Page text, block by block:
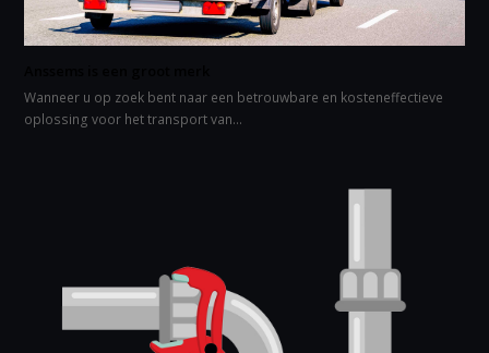
Wanneer u op zoek bent naar een betrouwbare en kosteneffectieve
oplossing voor het transport van…